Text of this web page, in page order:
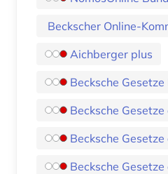
Beckscher Online-
Aichberger plus
Becksche
Becksche
Becksche
Becksche